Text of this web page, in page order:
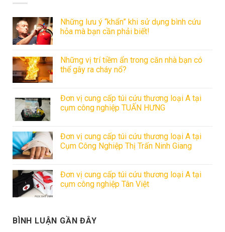
Những lưu ý “khẩn” khi sử dụng bình cứu
hỏa mà bạn cần phải biết!
Những vị trí tiềm ẩn trong căn nhà bạn có
thể gây ra cháy nổ?
Đơn vị cung cấp túi cứu thương loại A tại
cụm công nghiệp TUẤN HƯNG
Đơn vị cung cấp túi cứu thương loại A tại
Cụm Công Nghiệp Thị Trấn Ninh Giang
Đơn vị cung cấp túi cứu thương loại A tại
cụm công nghiệp Tân Việt
BÌNH LUẬN GẦN ĐÂY